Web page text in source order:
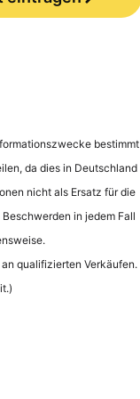
bestimmt
da dies in Deutschland
nicht als Ersatz für die
in jedem Fall
qualifizierten Verkäufen.